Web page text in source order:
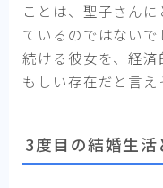
ことは、聖子さん
ているのではない
続ける彼女を、経
もしい存在だと言え
3度目の結婚生